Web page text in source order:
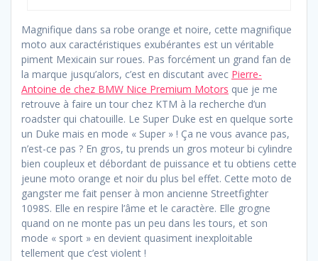
Magnifique dans sa robe orange et noire, cette magnifique
moto aux caractéristiques exubérantes est un véritable
piment Mexicain sur roues. Pas forcément un grand fan de
la marque jusqu’alors, c’est en discutant avec Pierre-
Antoine de chez BMW Nice Premium Motors que je me
retrouve à faire un tour chez KTM à la recherche d’un
roadster qui chatouille. Le Super Duke est en quelque sorte
un Duke mais en mode « Super » ! Ça ne vous avance pas,
n’est-ce pas ? En gros, tu prends un gros moteur bi cylindre
bien coupleux et débordant de puissance et tu obtiens cette
jeune moto orange et noir du plus bel effet. Cette moto de
gangster me fait penser à mon ancienne Streetfighter
1098S. Elle en respire l’âme et le caractère. Elle grogne
quand on ne monte pas un peu dans les tours, et son
mode « sport » en devient quasiment inexploitable
tellement que c’est violent !